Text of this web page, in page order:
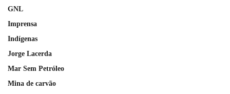
GNL
Imprensa
Indígenas
Jorge Lacerda
Mar Sem Petróleo
Mina de carvão